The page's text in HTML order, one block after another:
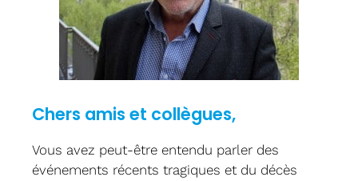
Chers amis et collègues,
Vous avez peut-être entendu parler des
événements récents tragiques et du décès